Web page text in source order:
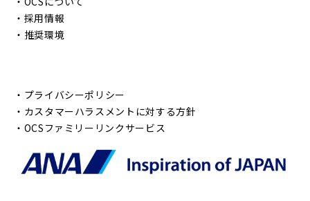
・ 採用情報
・ 推奨環境
・ プライバシーポリシー
・ カスタマーハラスメントに対する方針
・ OCSファミリーリンクサービス